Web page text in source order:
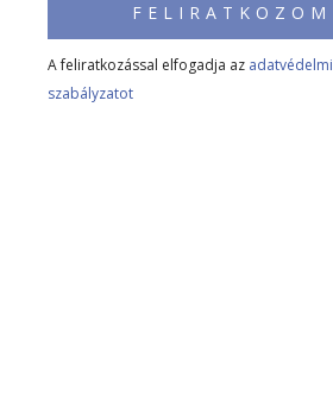
FELIRATKOZOM
A feliratkozással elfogadja az adatvédelmi
szabályzatot